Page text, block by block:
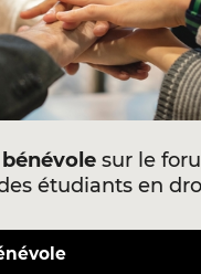
sur le
étudiants en